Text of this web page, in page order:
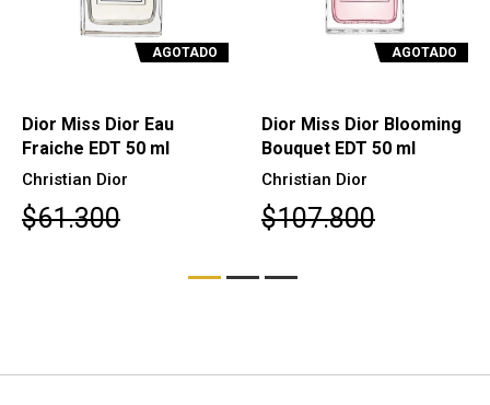
AGOTADO
Dior Miss Dior Eau
Fraiche EDT 50 ml
Christian Dior
$61.300
AGOTADO
Dior Miss Dior Blooming
Bouquet EDT 50 ml
Christian Dior
$107.800